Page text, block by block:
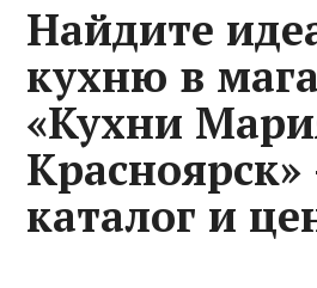
Найдите
кухню в
«Кухни
каталог и